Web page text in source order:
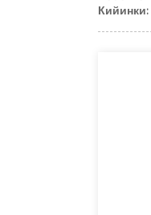
Кийинки: